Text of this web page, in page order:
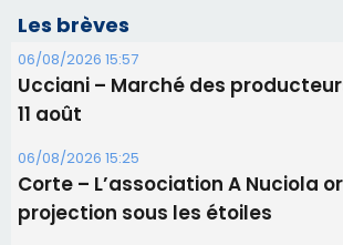
Les brèves
06/08/2026 15:57
Ucciani – Marché des
11 août
06/08/2026 15:25
Corte – L’association A Nuciola
projection sous les étoiles